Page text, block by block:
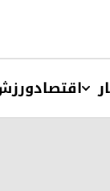
اقتصاد